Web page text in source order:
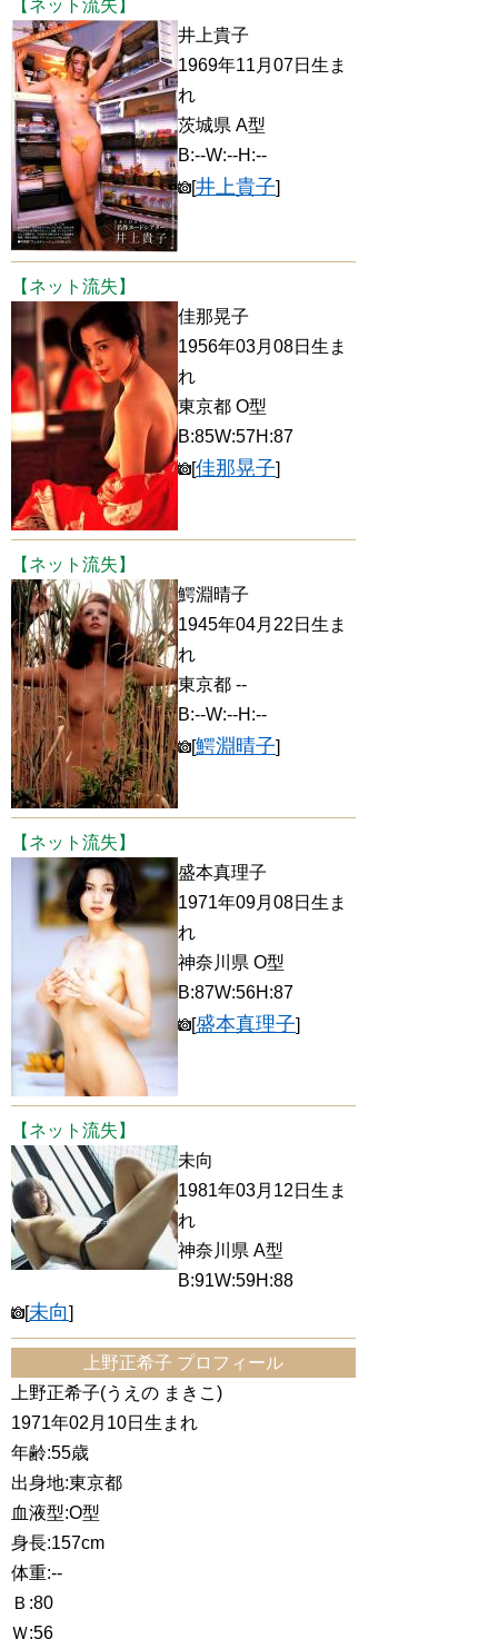
【ネット流失】
井上貴子
1969年11月07日生ま
れ
茨城県 A型
B:--W:--H:--
井上貴子
【ネット流失】
佳那晃子
1956年03月08日生ま
れ
東京都 O型
B:85W:57H:87
佳那晃子
【ネット流失】
鰐淵晴子
1945年04月22日生ま
れ
東京都 --
B:--W:--H:--
鰐淵晴子
【ネット流失】
盛本真理子
1971年09月08日生ま
れ
神奈川県 O型
B:87W:56H:87
盛本真理子
【ネット流失】
未向
1981年03月12日生ま
れ
神奈川県 A型
B:91W:59H:88
未向
上野正希子 プロフィール
上野正希子(うえの まきこ)
1971年02月10日生まれ
年齢:55歳
出身地:東京都
血液型:O型
身長:157cm
体重:--
Ｂ:80
Ｗ:56